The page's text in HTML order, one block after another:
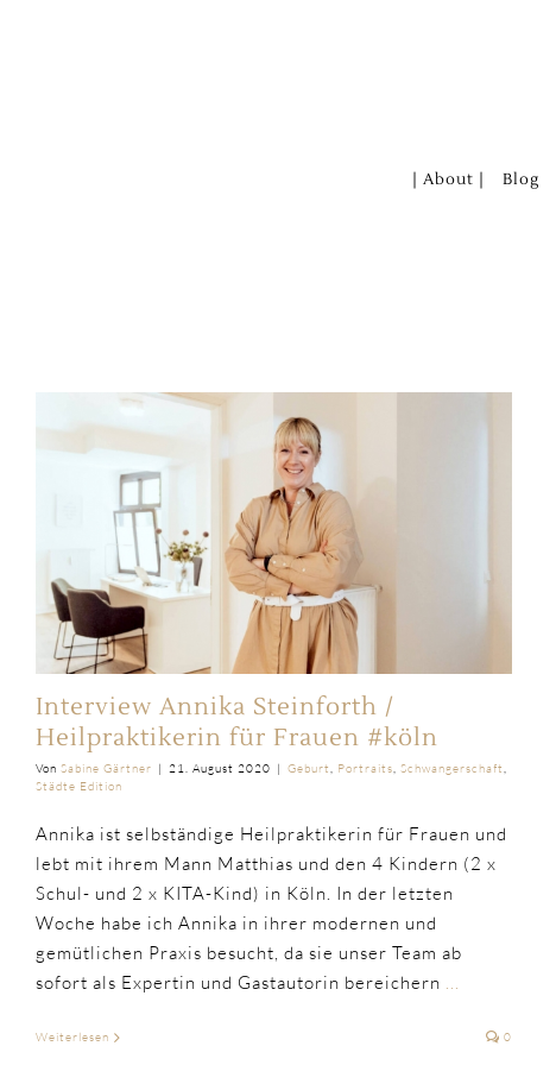
| About | Blog
Interview Annika Steinforth /
Heilpraktikerin für Frauen #köln
Von Sabine Gärtner | 21. August 2020 | Geburt, Portraits, Schwangerschaft,
Städte Edition
Annika ist selbständige Heilpraktikerin für Frauen und
lebt mit ihrem Mann Matthias und den 4 Kindern (2 x
Schul- und 2 x KITA-Kind) in Köln. In der letzten
Woche habe ich Annika in ihrer modernen und
gemütlichen Praxis besucht, da sie unser Team ab
sofort als Expertin und Gastautorin bereichern ...
Weiterlesen 0